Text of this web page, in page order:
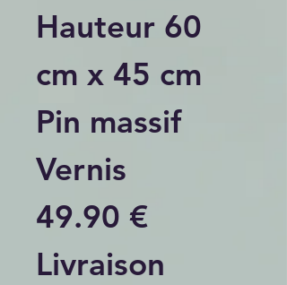
Hauteur 60
cm x 45 cm
Pin massif
Vernis
49.90 €
Livraison